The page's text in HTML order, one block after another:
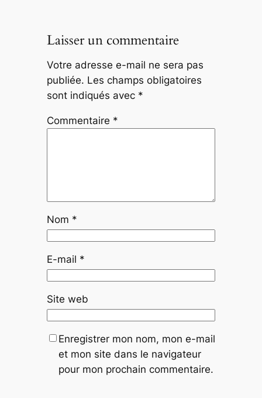
Laisser un commentaire
Votre adresse e-mail ne sera pas
publiée. Les champs obligatoires
sont indiqués avec *
Commentaire *
Nom *
E-mail *
Site web
Enregistrer mon nom, mon e-mail
et mon site dans le navigateur
pour mon prochain commentaire.